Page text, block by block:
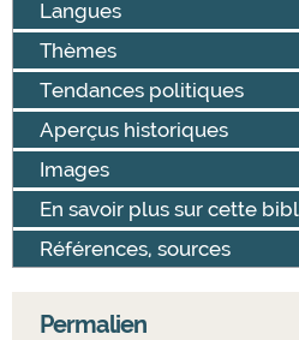
Langues
Thèmes
Tendances politiques
Aperçus historiques
Images
En savoir plus sur cette
Références, sources
Permalien